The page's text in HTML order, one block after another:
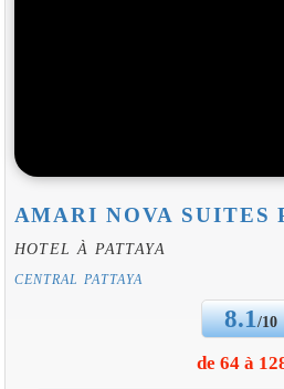
AMARI NOVA SUITES
HOTEL À PATTAYA
CENTRAL PATTAYA
8.1/10
de 64 à